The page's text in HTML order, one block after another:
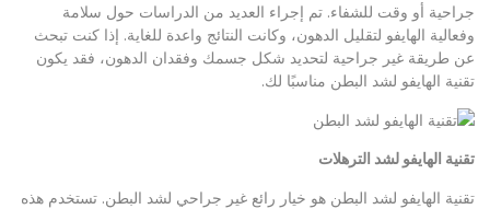
جراحية أو وقت للشفاء. تم إجراء العديد من الدراسات حول سلامة
وفعالية الهايفو لتقليل الدهون، وكانت النتائج واعدة للغاية. إذا كنت تبحث
عن طريقة غير جراحية لتحديد شكل جسمك وفقدان الدهون، فقد يكون
تقنية الهايفو لشد البطن مناسبًا لك.
تقنية الهايفو لشد الترهلات
تقنية الهايفو لشد البطن هو خيار رائع غير جراحي لشد البطن. تستخدم هذه